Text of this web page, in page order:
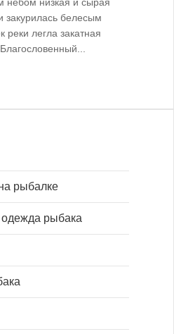
белесым
реки легла закатная
рыбалке
рыбака